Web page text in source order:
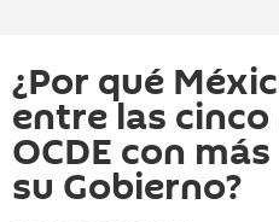
¿Por qué
entre las
OCDE con
su Gobierno?